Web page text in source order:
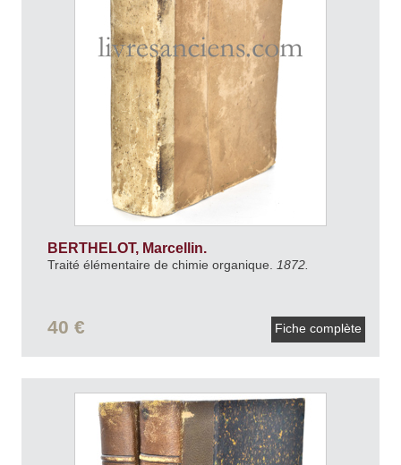
BERTHELOT, Marcellin.
Traité élémentaire de chimie organique. 1872.
40 € Fiche complète